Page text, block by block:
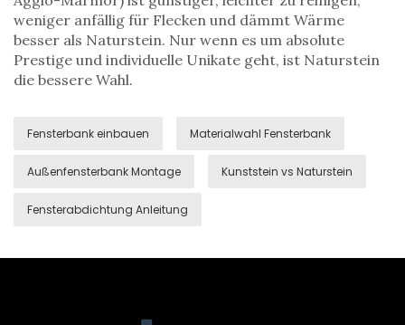
weniger anfällig für Flecken und dämmt Wärme
besser als Naturstein. Nur wenn es um absolute
Prestige und individuelle Unikate geht, ist Naturstein
die bessere Wahl.
Fensterbank einbauen Materialwahl Fensterbank
Außenfensterbank Montage Kunststein vs Naturstein
Fensterabdichtung Anleitung